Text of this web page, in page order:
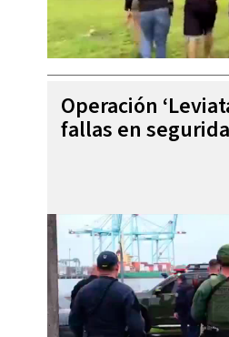
Operación
fallas en